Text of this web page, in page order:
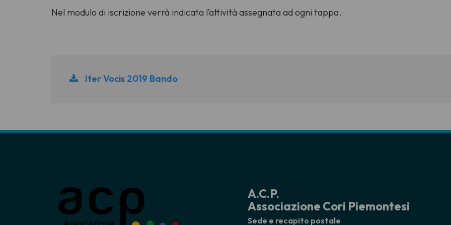
Nel modulo di iscrizione verrà indicata l’attività assegnata ad ogni tappa.
Iter Vocis 2019 Bando
A.C.P.
Associazione Cori Piemontesi
Sede e recapito postale